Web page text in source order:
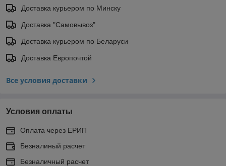
Доставка курьером по Минску
Доставка "Самовывоз"
Доставка курьером по Беларуси
Доставка Европочтой
Все условия доставки
Условия оплаты
Оплата через ЕРИП
Безналиный расчет
Безналичный расчет